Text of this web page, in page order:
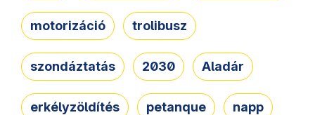
motorizáció trolibusz
szondáztatás 2030 Aladár
erkélyzöldítés petanque napp